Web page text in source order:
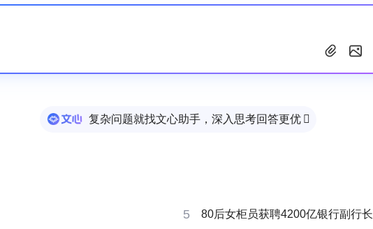
复杂问题就找文心助手，深入思考回答更优 
5 80后女柜员获聘4200亿银行副行长